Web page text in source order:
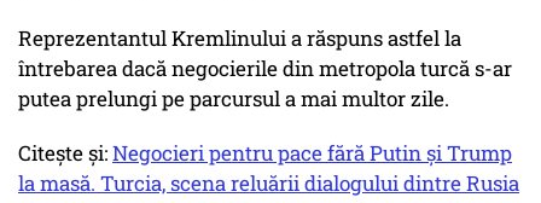
Reprezentantul Kremlinului a răspuns astfel la
întrebarea dacă negocierile din metropola turcă s-ar
putea prelungi pe parcursul a mai multor zile.
Citește și:Negocieri pentru pace fără Putin și Trump
la masă. Turcia, scena reluării dialogului dintre Rusia